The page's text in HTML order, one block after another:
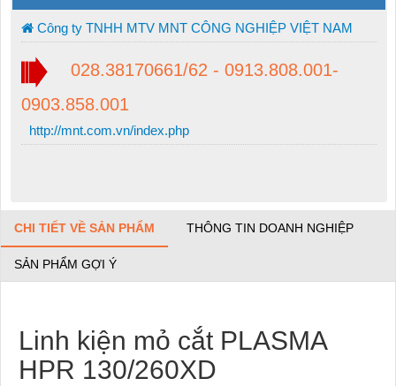
Công ty TNHH MTV MNT CÔNG NGHIỆP VIỆT NAM
028.38170661/62 - 0913.808.001-
0903.858.001
http://mnt.com.vn/index.php
CHI TIẾT VỀ SẢN PHẨM THÔNG TIN DOANH NGHIỆP
SẢN PHẨM GỢI Ý
Linh kiện mỏ cắt PLASMA
HPR 130/260XD